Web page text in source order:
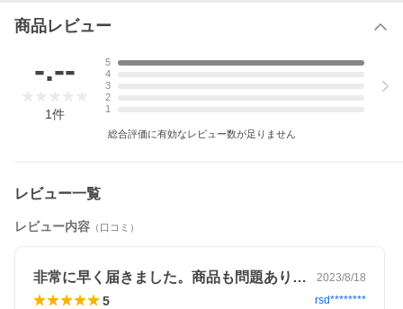
商品レビュー
-.--
1件
5
4
3
2
1
総合評価に有効なレビュー数が足りません
レビュー一覧
レビュー内容 （口コミ）
非常に早く届きました。商品も問題ありま… 2023/8/18
5 rsd********